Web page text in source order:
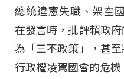
總統違憲失職、架空
在發言時，批評賴政
為「三不政策」，甚
行政權凌駕國會的危機